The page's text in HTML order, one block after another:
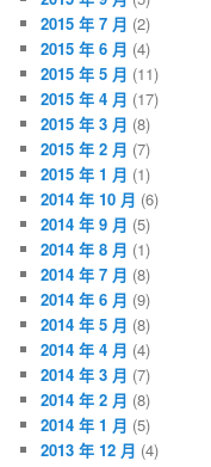
2015 年 7 月 (2)
2015 年 6 月 (4)
2015 年 5 月 (11)
2015 年 4 月 (17)
2015 年 3 月 (8)
2015 年 2 月 (7)
2015 年 1 月 (1)
2014 年 10 月 (6)
2014 年 9 月 (5)
2014 年 8 月 (1)
2014 年 7 月 (8)
2014 年 6 月 (9)
2014 年 5 月 (8)
2014 年 4 月 (4)
2014 年 3 月 (7)
2014 年 2 月 (8)
2014 年 1 月 (5)
2013 年 12 月 (4)